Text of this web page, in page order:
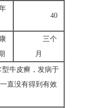
40
康
三个
月
牛皮癣，发病于
直没有得到有效